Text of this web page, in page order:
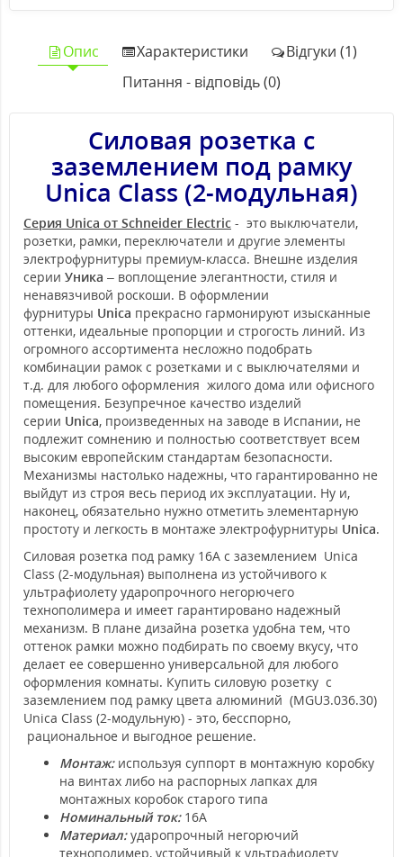
Опис Характеристики
Відгуки (1)
Питання - відповідь (0)
Силовая розетка c
заземлением под рамку
Unica Class (2-модульная)
Серия Unica от Schneider Electric - это выключатели,
розетки, рамки, переключатели и другие элементы
электрофурнитуры премиум-класса. Внешне изделия
серии Уника – воплощение элегантности, стиля и
ненавязчивой роскоши. В оформлении
фурнитуры Unica прекрасно гармонируют изысканные
оттенки, идеальные пропорции и строгость линий. Из
огромного ассортимента несложно подобрать
комбинации рамок с розетками и с выключателями и
т.д. для любого оформления жилого дома или офисного
помещения. Безупречное качество изделий
серии Unica, произведенных на заводе в Испании, не
подлежит сомнению и полностью соответствует всем
высоким европейским стандартам безопасности.
Механизмы настолько надежны, что гарантированно не
выйдут из строя весь период их эксплуатации. Ну и,
наконец, обязательно нужно отметить элементарную
простоту и легкость в монтаже электрофурнитуры Unica.
Силовая розетка под рамку 16А с заземлением Unica
Class (2-модульная) выполнена из устойчивого к
ультрафиолету ударопрочного негорючего
технополимера и имеет гарантировано надежный
механизм. В плане дизайна розетка удобна тем, что
оттенок рамки можно подбирать по своему вкусу, что
делает ее совершенно универсальной для любого
оформления комнаты. Купить силовую розетку с
заземлением под рамку цвета алюминий (MGU3.036.30)
Unica Class (2-модульную) - это, бесспорно,
рациональное и выгодное решение.
Монтаж:используя суппорт в монтажную коробку
на винтах либо на распорных лапках для
монтажных коробок старого типа
Номинальный ток:16А
Материал:ударопрочный негорючий
технополимер, устойчивый к ультрафиолету